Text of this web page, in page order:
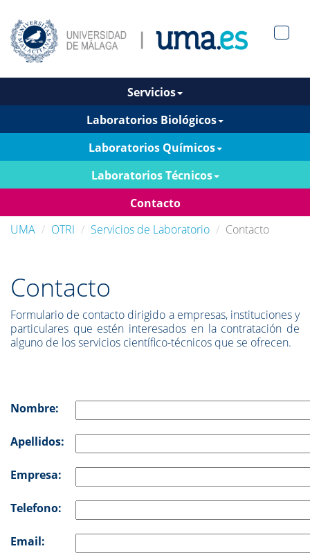
Servicios
Laboratorios Biológicos
Laboratorios Químicos
Laboratorios Técnicos
Contacto
UMA
OTRI Servicios de Laboratorio Contacto
Contacto
Formulario de contacto dirigido a empresas, instituciones y
particulares que estén interesados en la contratación de
alguno de los servicios científico-técnicos que se ofrecen.
Nombre:
Apellidos:
Empresa:
Telefono:
Email: